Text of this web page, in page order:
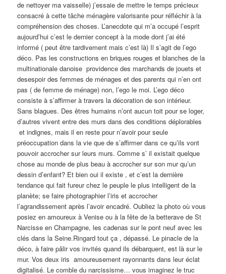
de nettoyer ma vaisselle) j’essaie de mettre le temps précieux
consacré à cette tâche ménagère valorisante pour réfléchir à la
compréhension des choses. L’anecdote qui m’a occupé l’esprit
aujourd’hui c’est le dernier concept à la mode dont j’ai été
informé ( peut être tardivement mais c’est là) Il s’agit de l’ego
déco. Pas les constructions en briques rouges et blanches de la
multinationale danoise providence des marchands de jouets et
desespoir des femmes de ménages et des parents qui n’en ont
pas ( de femme de ménage) non, l’ego le moi. L’ego déco
consiste à s’affirmer à travers la décoration de son intérieur.
Sans blagues. Des êtres humains n’ont aucun toit pour se loger,
d’autres vivent entre des murs dans des conditions déplorables
et indignes, mais il en reste pour n’avoir pour seule
préoccupation dans la vie que de s’affirmer dans ce qu’ils vont
pouvoir accrocher sur leurs murs. Comme s’ il existait quelque
chose au monde de plus beau à accrocher sur son mur qu’un
dessin d’enfant? Et bien oui il existe , et c’est la dernière
tendance qui fait fureur chez le peuple le plus intelligent de la
planète; se faire photographier l’iris et accrocher
l’agrandissement après l’avoir encadré. Oubliez la photo où vous
posiez en amoureux à Venise ou à la fête de la betterave de St
Narcisse en Champagne, les cadenas sur le pont neuf avec les
clés dans la Seine.Ringard tout ça , dépassé. Le pinacle de la
déco, à faire pâlir vos invités quand ils débarquent, est là sur le
mur. Vos deux iris amoureusement rayonnants dans leur éclat
digitalisé. Le comble du narcissisme… vous imaginez le truc